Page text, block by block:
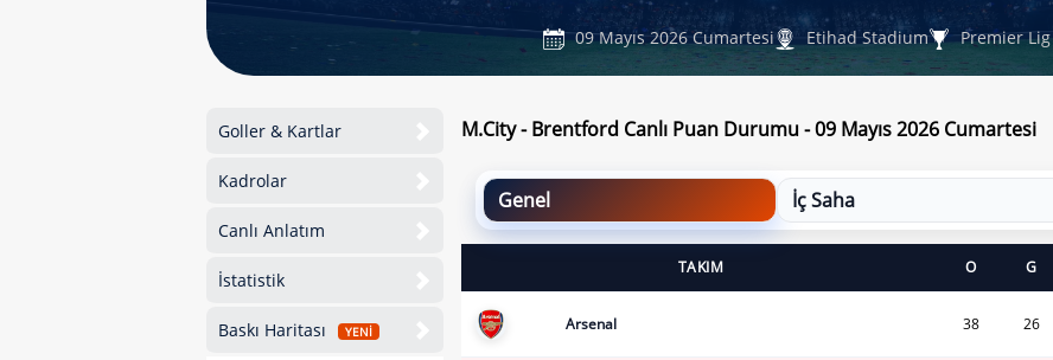
09 Mayıs 2026 Cumartesi Etihad Stadium Premier Lig
Goller & Kartlar
Kadrolar
Canlı Anlatım
İstatistik
Baskı Haritası YENİ
M.City - Brentford Canlı Puan Durumu - 09 Mayıs 2026 Cumartesi
Genel İç Saha
TAKIM O G
Arsenal 38 26